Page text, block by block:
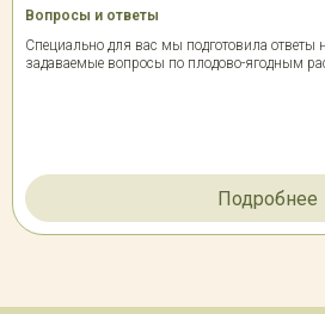
Вопросы и ответы
Специально для вас мы подготовила ответы
задаваемые вопросы по плодово-ягодным
Подробнее